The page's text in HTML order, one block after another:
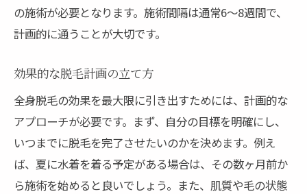
最新機器による脱毛技術の進化
光脱毛とレーザー脱毛の違い
脱毛技術の安全性と効果
各技術による肌への影響と対策
技術革新がもたらす未来の脱毛
全身脱毛の種類とそれぞれの利点について
全身脱毛と部分脱毛の違い
の施術が必要となります。施術間隔は通常6〜8週間で、
計画的に通うことが大切です。
効果的な脱毛計画の立て方
全身脱毛の効果を最大限に引き出すためには、計画的な
アプローチが必要です。まず、自分の目標を明確にし、
いつまでに脱毛を完了させたいのかを決めます。例え
ば、夏に水着を着る予定がある場合は、その数ヶ月前か
ら施術を始めると良いでしょう。また、肌質や毛の状態